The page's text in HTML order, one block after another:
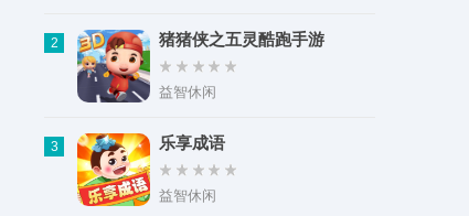
2 猪猪侠之五灵酷跑手游
益智休闲
3 乐享成语
益智休闲